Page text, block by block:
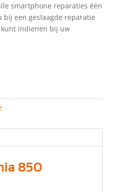
smartphone reparaties één
een geslaagde reparatie
indienen bij uw
850